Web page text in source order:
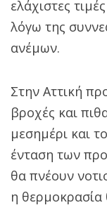
ελάχιστες
λόγω της
ανέμων.
Στην Αττική
βροχές και
μεσημέρι και
ένταση των
θα πνέουν
η